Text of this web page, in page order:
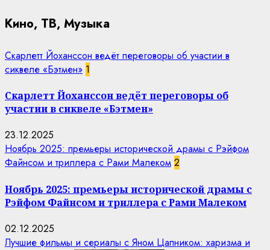
Кино, ТВ, Музыка
Скарлетт Йоханссон ведёт переговоры об участии в
сиквеле «Бэтмен» 1
Скарлетт Йоханссон ведёт переговоры об
участии в сиквеле «Бэтмен»
23.12.2025
Ноябрь 2025: премьеры исторической драмы с Рэйфом
Файнсом и триллера с Рами Малеком 2
Ноябрь 2025: премьеры исторической драмы с
Рэйфом Файнсом и триллера с Рами Малеком
02.12.2025
Лучшие фильмы и сериалы с Яном Цапником: харизма и